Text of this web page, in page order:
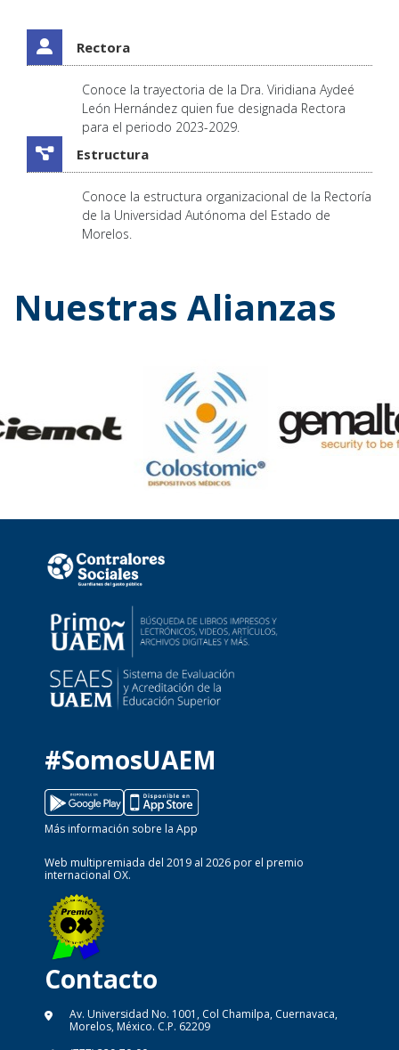
Rectora
Conoce la trayectoria de la Dra. Viridiana Aydeé
León Hernández quien fue designada Rectora
para el periodo 2023-2029.
Estructura
Conoce la estructura organizacional de la Rectoría
de la Universidad Autónoma del Estado de
Morelos.
Nuestras Alianzas
#SomosUAEM
Más información sobre la App
Web multipremiada del 2019 al 2026 por el premio
internacional OX.
Contacto
Av. Universidad No. 1001, Col Chamilpa, Cuernavaca,
Morelos, México. C.P. 62209